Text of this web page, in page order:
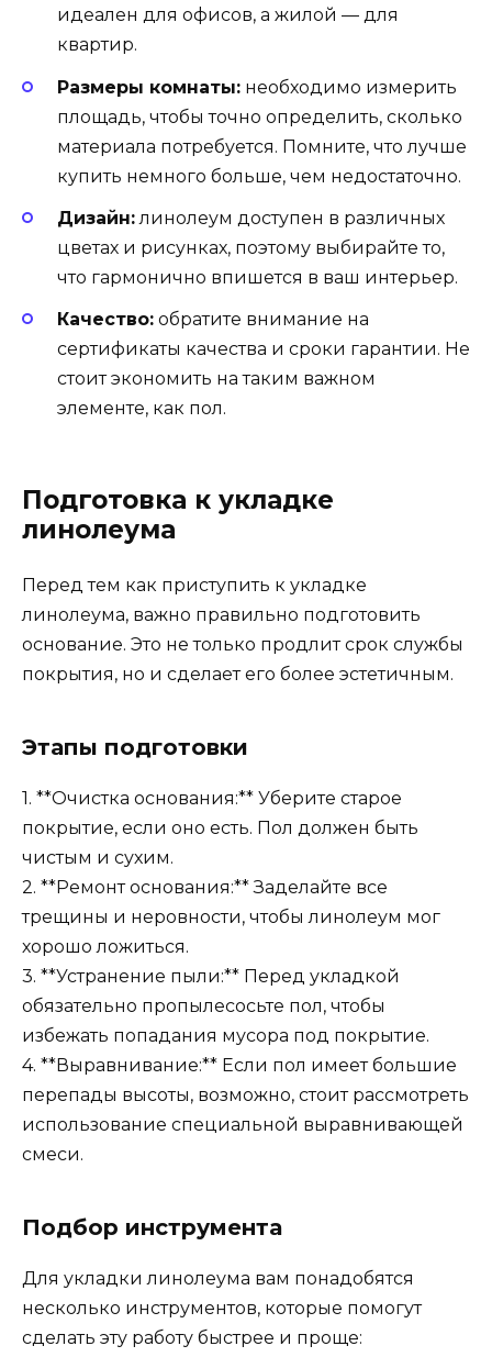
идеален для офисов, а жилой — для
квартир.
Размеры комнаты: необходимо измерить
площадь, чтобы точно определить, сколько
материала потребуется. Помните, что лучше
купить немного больше, чем недостаточно.
Дизайн:линолеум доступен в различных
цветах и рисунках, поэтому выбирайте то,
что гармонично впишется в ваш интерьер.
Качество: обратите внимание на
сертификаты качества и сроки гарантии. Не
стоит экономить на таким важном
элементе, как пол.
Подготовка к укладке
линолеума
Перед тем как приступить к укладке
линолеума, важно правильно подготовить
основание. Это не только продлит срок службы
покрытия, но и сделает его более эстетичным.
Этапы подготовки
1. **Очистка основания:** Уберите старое
покрытие, если оно есть. Пол должен быть
чистым и сухим.
2. **Ремонт основания:** Заделайте все
трещины и неровности, чтобы линолеум мог
хорошо ложиться.
3. **Устранение пыли:** Перед укладкой
обязательно пропылесосьте пол, чтобы
избежать попадания мусора под покрытие.
4. **Выравнивание:** Если пол имеет большие
перепады высоты, возможно, стоит рассмотреть
использование специальной выравнивающей
смеси.
Подбор инструмента
Для укладки линолеума вам понадобятся
несколько инструментов, которые помогут
сделать эту работу быстрее и проще: